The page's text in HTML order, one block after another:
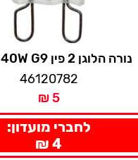
נורה הלוגן 2 פין 230V 40W G9
46120782
5 ₪
לחברי מועדון:
4 ₪